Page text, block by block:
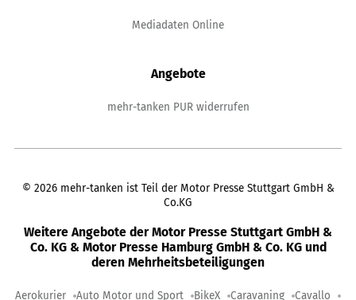
Mediadaten Online
Angebote
mehr-tanken PUR widerrufen
© 2026 mehr-tanken ist Teil der Motor Presse Stuttgart GmbH &
Co.KG
Weitere Angebote der Motor Presse Stuttgart GmbH &
Co. KG & Motor Presse Hamburg GmbH & Co. KG und
deren Mehrheitsbeteiligungen
Aerokurier Auto Motor und Sport BikeX Caravaning Cavallo